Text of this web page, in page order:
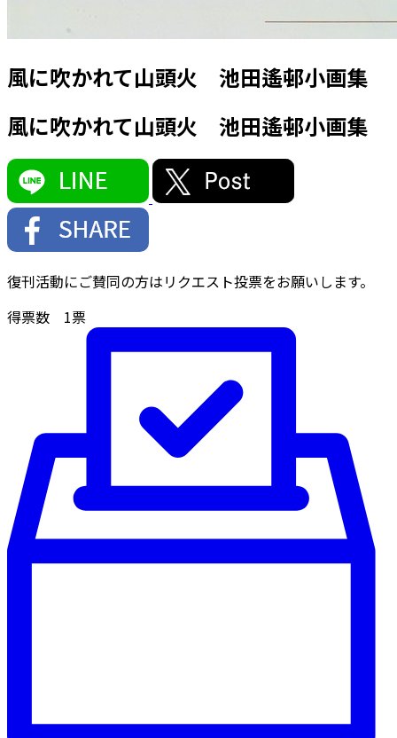
風に吹かれて山頭火 池田遙邨小画集
風に吹かれて山頭火 池田遙邨小画集
復刊活動にご賛同の方はリクエスト投票をお願いします。
得票数 1票